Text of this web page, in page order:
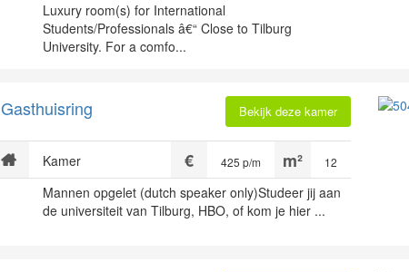
Luxury room(s) for International
Students/Professionals â€“ Close to Tilburg
University. For a comfo...
Gasthuisring Bekijk deze kamer
Kamer 12
425 p/m
Mannen opgelet (dutch speaker only)Studeer jij aan
de universiteit van Tilburg, HBO, of kom je hier ...